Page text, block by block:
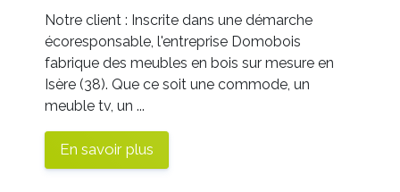
Notre client : Inscrite dans une démarche
écoresponsable, l'entreprise Domobois
fabrique des meubles en bois sur mesure en
Isère (38). Que ce soit une commode, un
meuble tv, un ...
En savoir plus